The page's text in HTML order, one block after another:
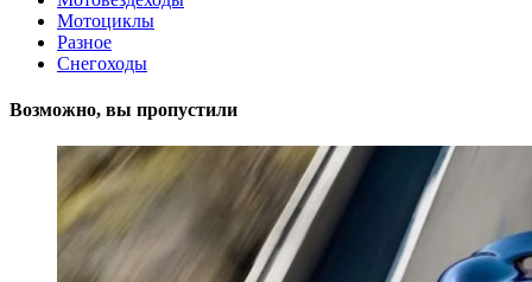
Мотоциклы
Разное
Снегоходы
Возможно, вы пропустили